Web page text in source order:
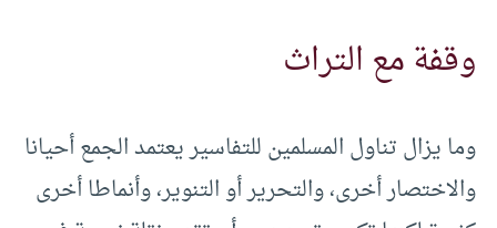
وقفة مع التراث
وما يزال تناول المسلمين للتفاسير يعتمد الجمع أحيانا
والاختصار أخرى، والتحرير أو التنوير، وأنماطا أخرى